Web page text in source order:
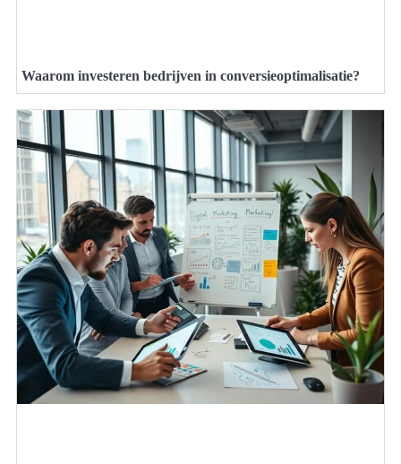
Waarom investeren bedrijven in conversieoptimalisatie?